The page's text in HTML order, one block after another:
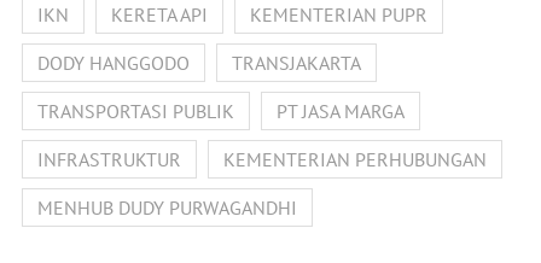
IKN
KERETA API
KEMENTERIAN PUPR
DODY HANGGODO
TRANSJAKARTA
TRANSPORTASI PUBLIK
PT JASA MARGA
INFRASTRUKTUR
KEMENTERIAN PERHUBUNGAN
MENHUB DUDY PURWAGANDHI